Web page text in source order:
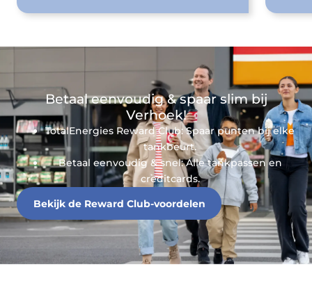
Betaal eenvoudig & spaar slim bij
Verhoek!
TotalEnergies Reward Club: Spaar punten bij elke
tankbeurt.
Betaal eenvoudig & snel: Alle tankpassen en
creditcards.
Bekijk de Reward Club-voordelen